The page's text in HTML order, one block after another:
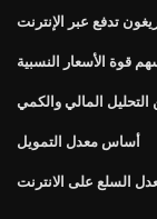
تدفع عبر الإنترنت
قوة الأسعار النسبية
المالي والكمي
أساس معدل التمويل
السلع على الانترنت